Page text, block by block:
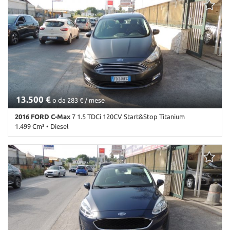
ABS • Airbag • Airbag Passeggero • Airbag testa • Autoradio •
Chiusura centralizzata • Climatizzatore • Fendinebbia •
Immobilizzatore elettronico • Servosterzo
13.500 € o da 283 € / mese
2016 FORD C-Max 7 1.5 TDCi 120CV Start&Stop Titanium
1.499 Cm³ • Diesel
88.000 Km • Cambio Sequenziale (6) • Grigio scuro metallizzato • 5
Porte • 360° camera • ABS • Airbag • Airbag laterali • Airbag
Passeggero • Airbag testa • Autoradio • Bluetooth • Bracciolo •
Cerchi in lega • Chiusura centralizzata • Climatizzatore •
Climatizzatore automatico, 2 zone • Controllo automatico clima •
Controllo trazione • Cruise Control • ESP • Fendinebbia •
Immobilizzatore elettronico • Leve al volante • Luci diurne • Luci
diurne LED • MP3 • Pacchetto sportivo • Sensore di pioggia •
Sensori di parcheggio posteriori • Servosterzo • Navigatore